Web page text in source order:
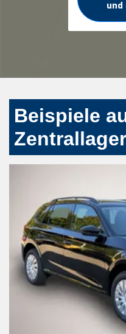
und
Beispiele
Zentrallager